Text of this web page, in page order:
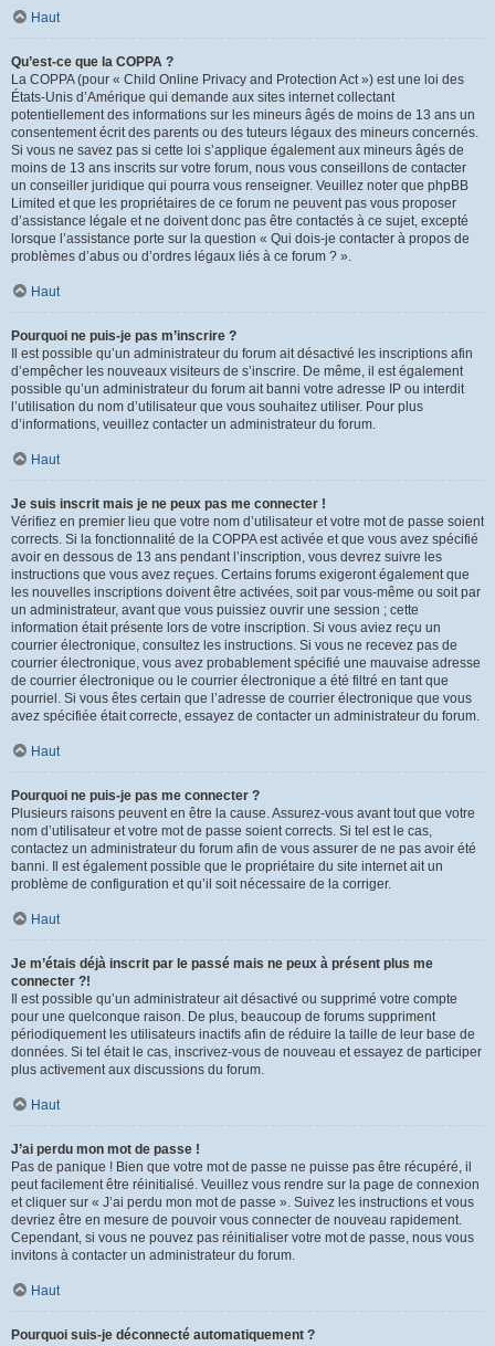
Haut
Qu’est-ce que la COPPA ?
La COPPA (pour « Child Online Privacy and Protection Act ») est une loi des
États-Unis d’Amérique qui demande aux sites internet collectant
potentiellement des informations sur les mineurs âgés de moins de 13 ans un
consentement écrit des parents ou des tuteurs légaux des mineurs concernés.
Si vous ne savez pas si cette loi s’applique également aux mineurs âgés de
moins de 13 ans inscrits sur votre forum, nous vous conseillons de contacter
un conseiller juridique qui pourra vous renseigner. Veuillez noter que phpBB
Limited et que les propriétaires de ce forum ne peuvent pas vous proposer
d’assistance légale et ne doivent donc pas être contactés à ce sujet, excepté
lorsque l’assistance porte sur la question « Qui dois-je contacter à propos de
problèmes d’abus ou d’ordres légaux liés à ce forum ? ».
Haut
Pourquoi ne puis-je pas m’inscrire ?
Il est possible qu’un administrateur du forum ait désactivé les inscriptions afin
d’empêcher les nouveaux visiteurs de s’inscrire. De même, il est également
possible qu’un administrateur du forum ait banni votre adresse IP ou interdit
l’utilisation du nom d’utilisateur que vous souhaitez utiliser. Pour plus
d’informations, veuillez contacter un administrateur du forum.
Haut
Je suis inscrit mais je ne peux pas me connecter !
Vérifiez en premier lieu que votre nom d’utilisateur et votre mot de passe soient
corrects. Si la fonctionnalité de la COPPA est activée et que vous avez spécifié
avoir en dessous de 13 ans pendant l’inscription, vous devrez suivre les
instructions que vous avez reçues. Certains forums exigeront également que
les nouvelles inscriptions doivent être activées, soit par vous-même ou soit par
un administrateur, avant que vous puissiez ouvrir une session ; cette
information était présente lors de votre inscription. Si vous aviez reçu un
courrier électronique, consultez les instructions. Si vous ne recevez pas de
courrier électronique, vous avez probablement spécifié une mauvaise adresse
de courrier électronique ou le courrier électronique a été filtré en tant que
pourriel. Si vous êtes certain que l’adresse de courrier électronique que vous
avez spécifiée était correcte, essayez de contacter un administrateur du forum.
Haut
Pourquoi ne puis-je pas me connecter ?
Plusieurs raisons peuvent en être la cause. Assurez-vous avant tout que votre
nom d’utilisateur et votre mot de passe soient corrects. Si tel est le cas,
contactez un administrateur du forum afin de vous assurer de ne pas avoir été
banni. Il est également possible que le propriétaire du site internet ait un
problème de configuration et qu’il soit nécessaire de la corriger.
Haut
Je m’étais déjà inscrit par le passé mais ne peux à présent plus me
connecter ?!
Il est possible qu’un administrateur ait désactivé ou supprimé votre compte
pour une quelconque raison. De plus, beaucoup de forums suppriment
périodiquement les utilisateurs inactifs afin de réduire la taille de leur base de
données. Si tel était le cas, inscrivez-vous de nouveau et essayez de participer
plus activement aux discussions du forum.
Haut
J’ai perdu mon mot de passe !
Pas de panique ! Bien que votre mot de passe ne puisse pas être récupéré, il
peut facilement être réinitialisé. Veuillez vous rendre sur la page de connexion
et cliquer sur « J’ai perdu mon mot de passe ». Suivez les instructions et vous
devriez être en mesure de pouvoir vous connecter de nouveau rapidement.
Cependant, si vous ne pouvez pas réinitialiser votre mot de passe, nous vous
invitons à contacter un administrateur du forum.
Haut
Pourquoi suis-je déconnecté automatiquement ?